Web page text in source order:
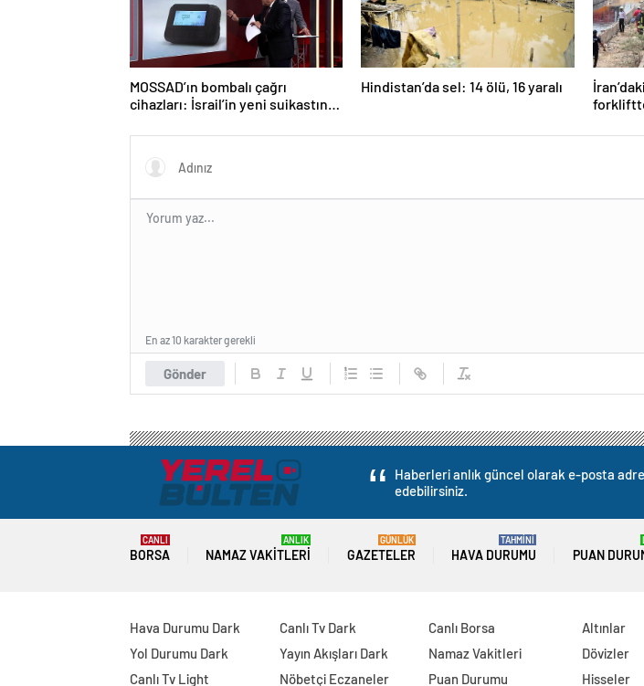
MOSSAD’ın bombalı çağrı
cihazları: İsrail’in yeni suikastını
Hindistan’da sel: 14 ölü, 16 yaralı
Gönder
En az 10 karakter gerekli
Haberleri anlık güncel olarak e-posta
edebilirsiniz.
BORSA
CANLI
NAMAZ VAKITLERI
ANLIK
GAZETELER
GÜNLÜK
HAVA DURUMU
TAHMİNİ
PUAN
Hava Durumu Dark
Yol Durumu Dark
Canlı Tv Light
Canlı Tv Dark
Yayın Akışları Dark
Nöbetçi Eczaneler
Canlı Borsa
Namaz Vakitleri
Puan Durumu
Altınlar
Dövizler
Hisseler